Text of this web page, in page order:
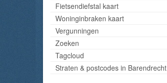
Fietsendiefstal kaart
Woninginbraken kaart
Vergunningen
Zoeken
Tagcloud
Straten & postcodes in Barendrecht